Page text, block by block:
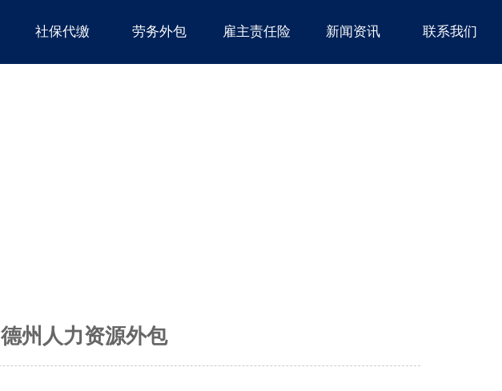
社保代缴 劳务外包 雇主责任险 新闻资讯 联系我们
德州人力资源外包